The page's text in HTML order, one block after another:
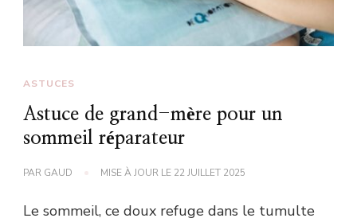
ASTUCES
Astuce de grand-mère pour un
sommeil réparateur
PAR GAUD MISE À JOUR LE 22 JUILLET 2025
Le sommeil, ce doux refuge dans le tumulte